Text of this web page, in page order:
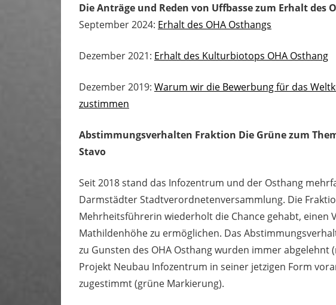
Die Anträge und Reden von Uffbasse zum Erhalt des
September 2024: Erhalt des OHA Osthangs
Dezember 2021: Erhalt des Kulturbiotops OHA Osthang
Dezember 2019: Warum wir die Bewerbung für das
zustimmen
Abstimmungsverhalten Fraktion Die Grüne zum
Stavo
Seit 2018 stand das Infozentrum und der Osthang
Darmstädter Stadtverordnetenversammlung. Die
Mehrheitsführerin wiederholt die Chance gehabt, einen
Mathildenhöhe zu ermöglichen. Das
zu Gunsten des OHA Osthang wurden immer abgelehnt
Projekt Neubau Infozentrum in seiner jetzigen Form
zugestimmt (grüne Markierung).